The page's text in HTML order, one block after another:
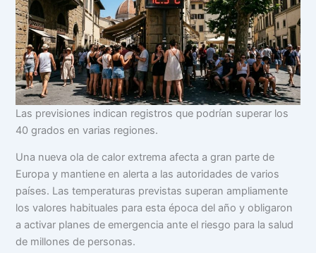
Las previsiones indican registros que podrían superar los
40 grados en varias regiones.
Una nueva ola de calor extrema afecta a gran parte de
Europa y mantiene en alerta a las autoridades de varios
países. Las temperaturas previstas superan ampliamente
los valores habituales para esta época del año y obligaron
a activar planes de emergencia ante el riesgo para la salud
de millones de personas.